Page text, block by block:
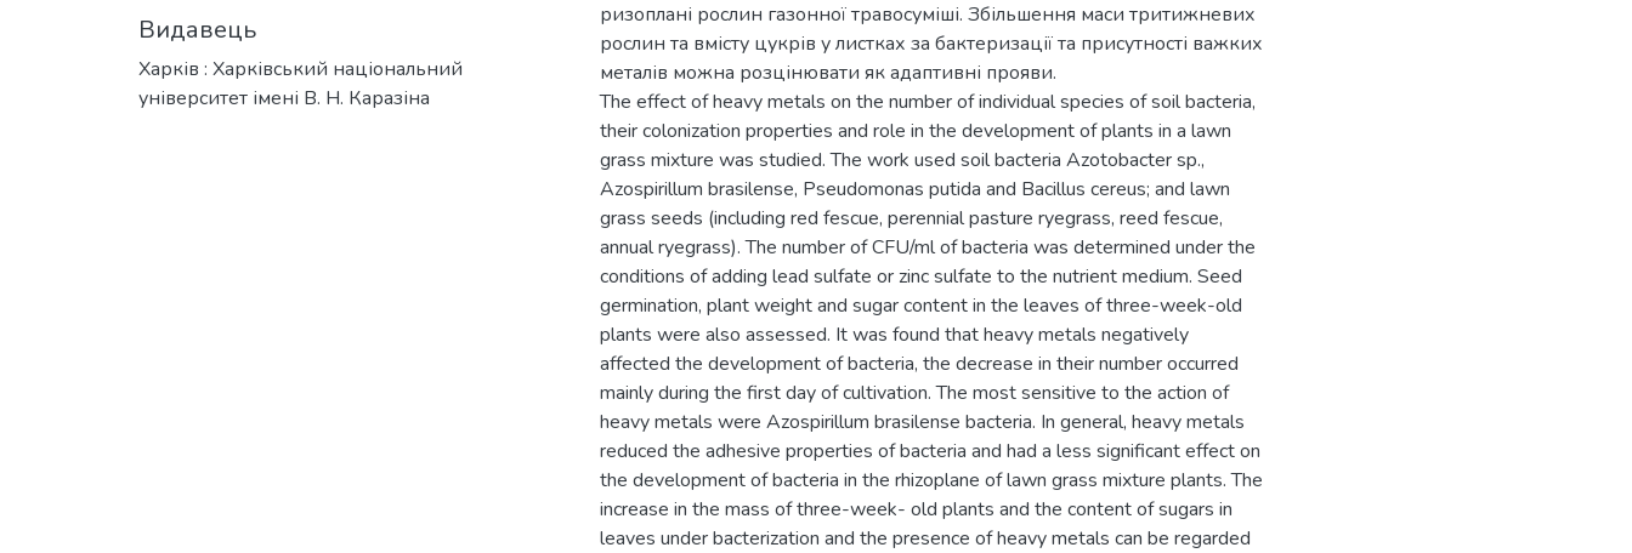
Видавець
Харків : Харківський національний
університет імені В. Н. Каразіна
ризоплані рослин газонної травосуміші. Збільшення маси тритижневих
рослин та вмісту цукрів у листках за бактеризації та присутності важких
металів можна розцінювати як адаптивні прояви.
The effect of heavy metals on the number of individual species of soil bacteria,
their colonization properties and role in the development of plants in a lawn
grass mixture was studied. The work used soil bacteria Azotobacter sp.,
Azospirillum brasilense, Pseudomonas putida and Bacillus cereus; and lawn
grass seeds (including red fescue, perennial pasture ryegrass, reed fescue,
annual ryegrass). The number of CFU/ml of bacteria was determined under the
conditions of adding lead sulfate or zinc sulfate to the nutrient medium. Seed
germination, plant weight and sugar content in the leaves of three-week-old
plants were also assessed. It was found that heavy metals negatively
affected the development of bacteria, the decrease in their number occurred
mainly during the first day of cultivation. The most sensitive to the action of
heavy metals were Azospirillum brasilense bacteria. In general, heavy metals
reduced the adhesive properties of bacteria and had a less significant effect on
the development of bacteria in the rhizoplane of lawn grass mixture plants. The
increase in the mass of three-week- old plants and the content of sugars in
leaves under bacterization and the presence of heavy metals can be regarded